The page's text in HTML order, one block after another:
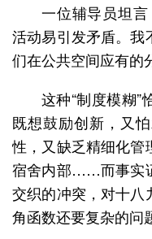
一位辅导员坦
活动易引发矛盾。我
们在公共空间应有的
这种“制度模糊”
既想鼓励创新，又
性，又缺乏精细化管
宿舍内部……而事实
交织的冲突，对十八
角函数还要复杂的问